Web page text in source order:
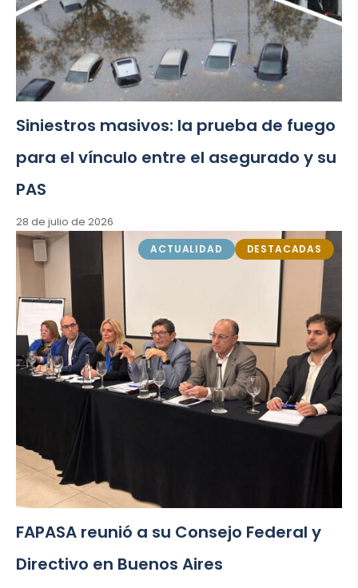
Siniestros masivos: la prueba de fuego
para el vínculo entre el asegurado y su
PAS
28 de julio de 2026
ACTUALIDAD DESTACADAS
FAPASA reunió a su Consejo Federal y
Directivo en Buenos Aires